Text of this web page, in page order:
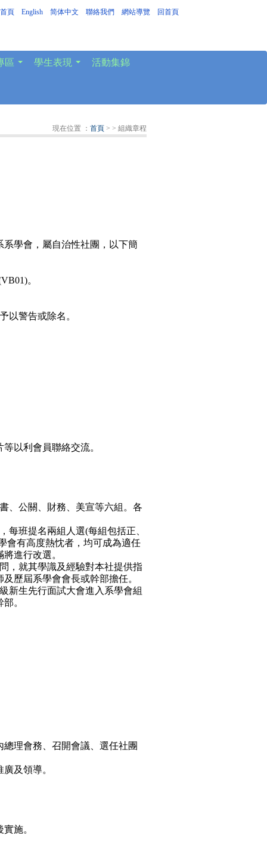
頁 English 简体中文 聯絡我們 網站導覽 回首頁
區 學生表現 活動集錦
現在位置 ： 首頁 > > 組織章程
學會，屬自治性社團，以下簡
。
以警告或除名。
以利會員聯絡交流。
、公關、財務、美宣等六組。各
每班提名兩組人選(每組包括正、
會有高度熱忱者，均可成為適任
進行改選。
，就其學識及經驗對本社提供指
歷屆系學會會長或幹部擔任。
新生先行面試大會進入系學會組
。
理會務、召開會議、選任社團
及領導。
施。